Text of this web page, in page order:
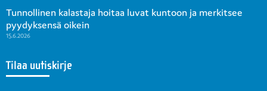
Tunnollinen kalastaja hoitaa luvat kuntoon ja merkitsee
pyydyksensä oikein
15.6.2026
Tilaa uutiskirje